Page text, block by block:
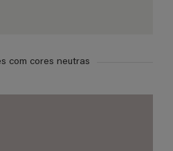
com cores neutras